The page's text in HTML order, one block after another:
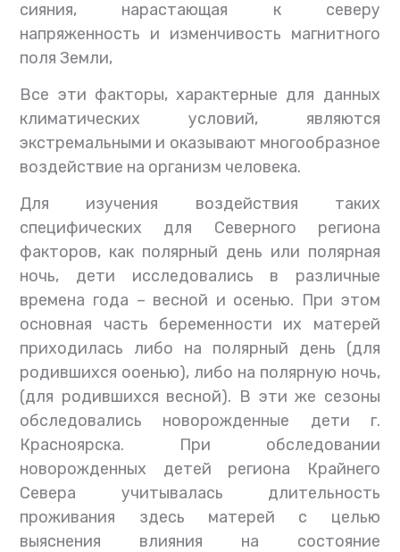
сияния, нарастающая к северу
напряженность и изменчивость магнитного
поля Земли,
Все эти факторы, характерные для данных
климатических условий, являются
экстремальными и оказывают многообразное
воздействие на организм человека.
Для изучения воздействия таких
специфических для Северного региона
факторов, как полярный день или полярная
ночь, дети исследовались в различные
времена года – весной и осенью. При этом
основная часть беременности их матерей
приходилась либо на полярный день (для
родившихся ооенью), либо на полярную ночь,
(для родившихся весной). В эти же сезоны
обследовались новорожденные дети г.
Красноярска. При обследовании
новорожденных детей региона Крайнего
Севера учитывалась длительность
проживания здесь матерей с целью
выяснения влияния на состояние